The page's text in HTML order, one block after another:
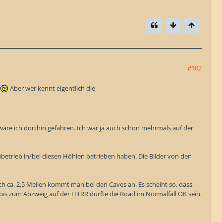
#102
Aber wer kennt eigentlich die
ich dorthin gefahren. Ich war ja auch schon mehrmals auf der
in/bei diesen Höhlen betrieben haben. Die Bilder von den
2,5 Meilen kommt man bei den Caves an. Es scheint so, dass
zum Abzweig auf der HitRR dürfte die Road im Normalfall OK sein.